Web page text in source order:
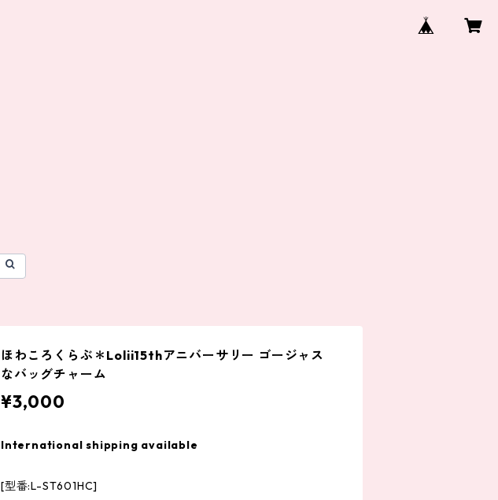
ほわころくらぶ＊Lolii15thアニバーサリー ゴージャス
なバッグチャーム
¥3,000
International shipping available
[型番:L-ST601HC]